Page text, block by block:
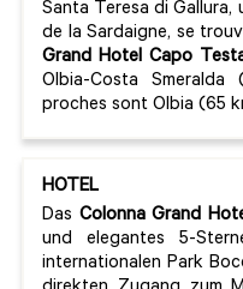
Santa Teresa di
de la Sardaigne, se
Grand Hotel Capo
Olbia-Costa
proches sont Olbia (65
HOTEL
Das Colonna Grand
und elegantes 5-
internationalen Park